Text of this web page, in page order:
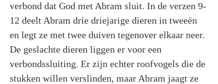
verbond dat God met Abram sluit. In de verzen 9-
12 deelt Abram drie driejarige dieren in tweeën
en legt ze met twee duiven tegenover elkaar neer.
De geslachte dieren liggen er voor een
verbondssluiting. Er zijn echter roofvogels die de
stukken willen verslinden, maar Abram jaagt ze